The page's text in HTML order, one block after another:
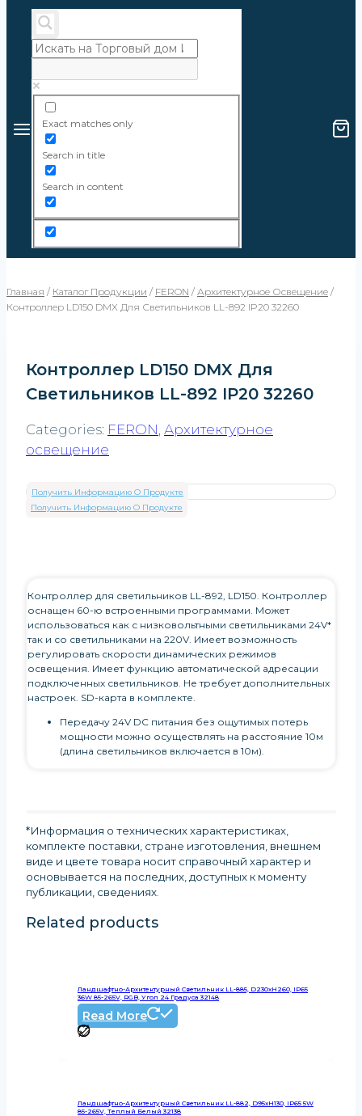
Exact matches only
Search in title
Search in content
Главная / Каталог Продукции / FERON / Архитектурное Освещение /
Контроллер LD150 DMX Для Светильников LL-892 IP20 32260
Контроллер LD150 DMX Для
Светильников LL-892 IP20 32260
Categories: FERON Архитектурное
освещение
Получить Информацию О Продукте
Получить Информацию О Продукте
Контроллер для светильников LL-892, LD150. Контроллер
оснащен 60-ю встроенными программами. Может
использоваться как с низковольтными светильниками 24V*
так и со светильниками на 220V. Имеет возможность
регулировать скорости динамических режимов
освещения. Имеет функцию автоматической адресации
подключенных светильников. Не требует дополнительных
настроек. SD-карта в комплекте.
Передачу 24V DC питания без ощутимых потерь
мощности можно осуществлять на расстояние 10м
(длина светильников включается в 10м).
*Информация о технических характеристиках,
комплекте поставки, стране изготовления, внешнем
виде и цвете товара носит справочный характер и
основывается на последних, доступных к моменту
публикации, сведениях
Related products
Ландшафтно-Архитектурный Светильник LL-885, D230xH260, IP65
36W 85-265V, RGB, Угол 24 Градуса 32148
Read More
Ландшафтно-Архитектурный Светильник LL-882, D95xH130, IP65 5W
85-265V, Теплый Белый 32138